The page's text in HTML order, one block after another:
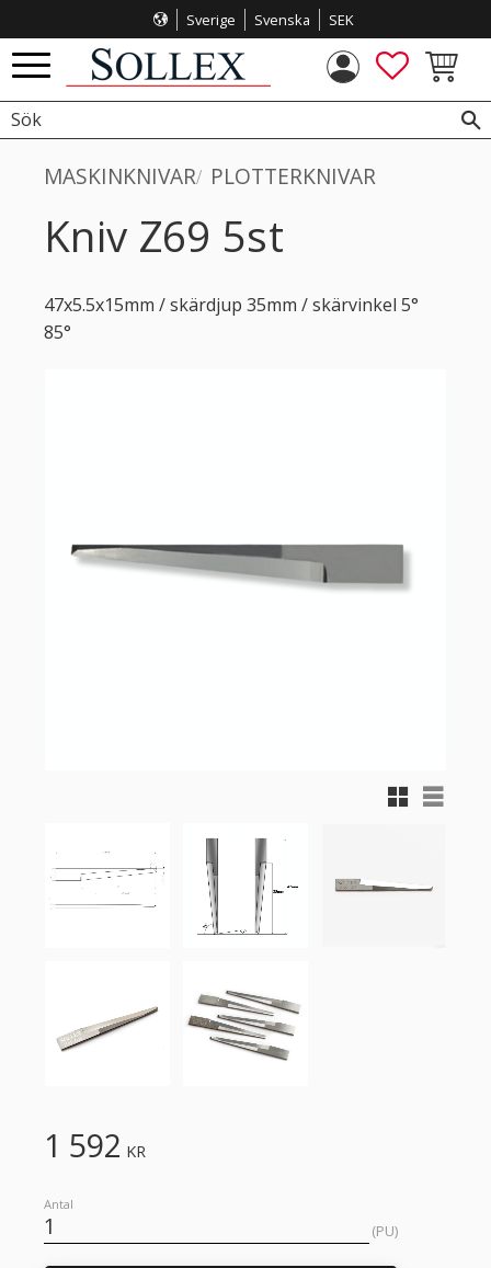
Meny
Sverige Svenska SEK
FAVORITER
MASKINKNIVAR PLOTTERKNIVAR
Kniv Z69 5st
47x5.5x1​5mm / skärdjup 35mm / skärvinkel 5°
85°
Rutnätsvy
Listvy
1 592 KR
Antal
PU